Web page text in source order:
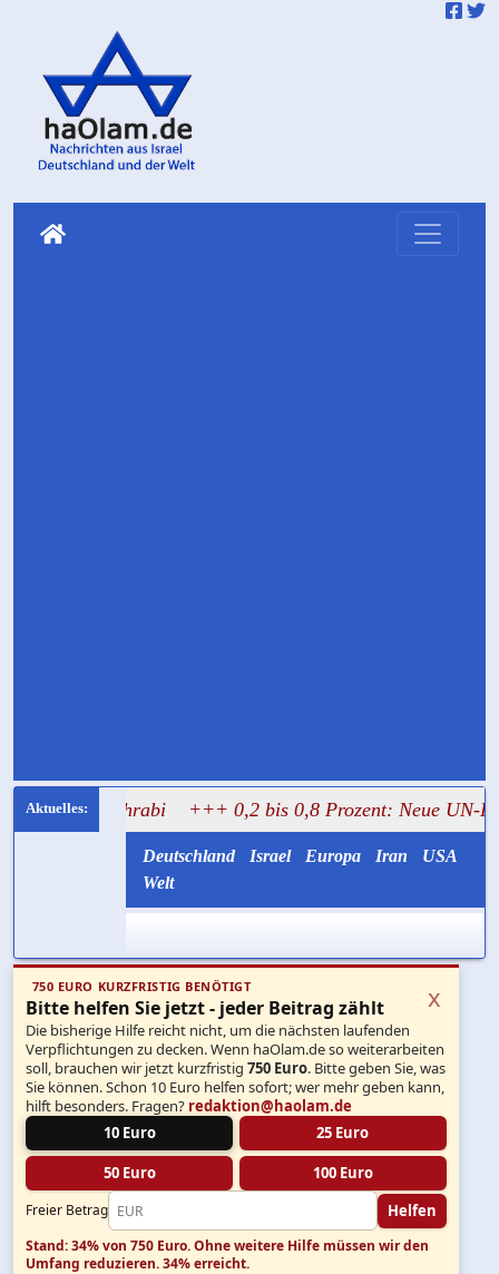
+++ 0,2 bis 0,8 Prozent: Neue UN-Daten
Deutschland Israel Europa Iran
USA
Welt
750 EURO KURZFRISTIG BENÖTIGT
Bitte helfen Sie jetzt - jeder Beitrag zählt
Die bisherige Hilfe reicht nicht, um die nächsten laufenden
Verpflichtungen zu decken. Wenn haOlam.de so weiterarbeiten
soll, brauchen wir jetzt kurzfristig750 Euro. Bitte geben Sie, was
Sie können. Schon 10 Euro helfen sofort; wer mehr geben kann,
hilft besonders. Fragen? redaktion@haolam.de
10 Euro
25 Euro
50 Euro 100 Euro
Freier Betrag Helfen
x
Stand: 34% von 750 Euro.Ohne weitere Hilfe müssen wir den
Umfang reduzieren.34% erreicht.